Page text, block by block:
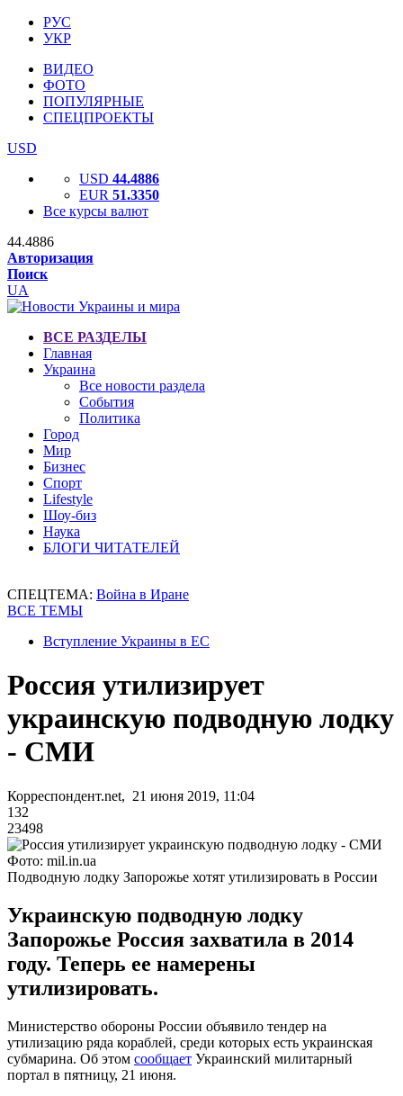
РУС
УКР
ВИДЕО
ФОТО
ПОПУЛЯРНЫЕ
СПЕЦПРОЕКТЫ
USD
USD 44.4886
EUR 51.3350
Все курсы валют
44.4886
Авторизация
Поиск
UA
ВСЕ РАЗДЕЛЫ
Главная
Украина
Все новости раздела
События
Политика
Город
Мир
Бизнес
Спорт
Lifestyle
Шоу-биз
Наука
БЛОГИ ЧИТАТЕЛЕЙ
СПЕЦТЕМА: Война в Иране
ВСЕ ТЕМЫ
Вступление Украины в ЕС
Россия утилизирует
украинскую подводную лодку
- СМИ
Корреспондент.net, 21 июня 2019, 11:04
132
23498
Фото: mil.in.ua
Подводную лодку Запорожье хотят утилизировать в России
Украинскую подводную лодку
Запорожье Россия захватила в 2014
году. Теперь ее намерены
утилизировать.
Министерство обороны России объявило тендер на
утилизацию ряда кораблей, среди которых есть украинская
субмарина. Об этом сообщает Украинский милитарный
портал в пятницу, 21 июня.